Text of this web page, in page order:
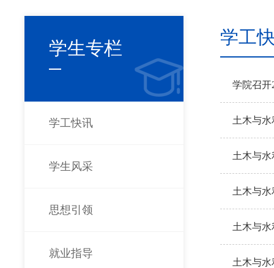
学生专栏
学工快讯
学生风采
思想引领
就业指导
学工
学院召开
土木与
土木与
土木与
土木与
土木与